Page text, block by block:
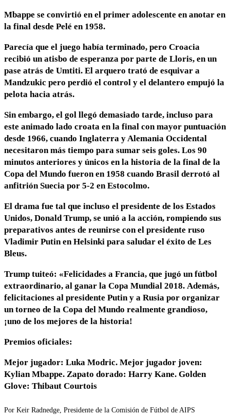
Mbappe se convirtió en el primer adolescente en anotar en
la final desde Pelé en 1958.
Parecía que el juego había terminado, pero Croacia
recibió un atisbo de esperanza por parte de Lloris, en un
pase atrás de Umtiti. El arquero trató de esquivar a
Mandzukic pero perdió el control y el delantero empujó la
pelota hacia atrás.
Sin embargo, el gol llegó demasiado tarde, incluso para
este animado lado croata en la final con mayor puntuación
desde 1966, cuando Inglaterra y Alemania Occidental
necesitaron más tiempo para sumar seis goles. Los 90
minutos anteriores y únicos en la historia de la final de la
Copa del Mundo fueron en 1958 cuando Brasil derrotó al
anfitrión Suecia por 5-2 en Estocolmo.
El drama fue tal que incluso el presidente de los Estados
Unidos, Donald Trump, se unió a la acción, rompiendo sus
preparativos antes de reunirse con el presidente ruso
Vladimir Putin en Helsinki para saludar el éxito de Les
Bleus.
Trump tuiteó: «Felicidades a Francia, que jugó un fútbol
extraordinario, al ganar la Copa Mundial 2018. Además,
felicitaciones al presidente Putin y a Rusia por organizar
un torneo de la Copa del Mundo realmente grandioso,
¡uno de los mejores de la historia!
Premios oficiales:
Mejor jugador: Luka Modric. Mejor jugador joven:
Kylian Mbappe. Zapato dorado: Harry Kane. Golden
Glove: Thibaut Courtois
Por Keir Radnedge, Presidente de la Comisión de Fútbol de AIPS